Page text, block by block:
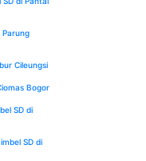
Parung
Cileungsi
Bogor
SD di
SD di